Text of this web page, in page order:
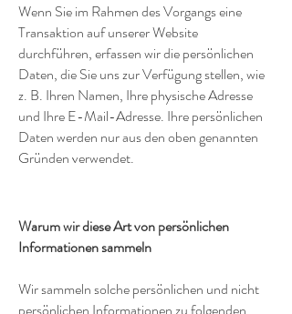
Wenn Sie im Rahmen des Vorgangs eine
Transaktion auf unserer Website
durchführen, erfassen wir die persönlichen
Daten, die Sie uns zur Verfügung stellen, wie
z. B. Ihren Namen, Ihre physische Adresse
und Ihre E-Mail-Adresse. Ihre persönlichen
Daten werden nur aus den oben genannten
Gründen verwendet.
Warum wir diese Art von persönlichen
Informationen sammeln
Wir sammeln solche persönlichen und nicht